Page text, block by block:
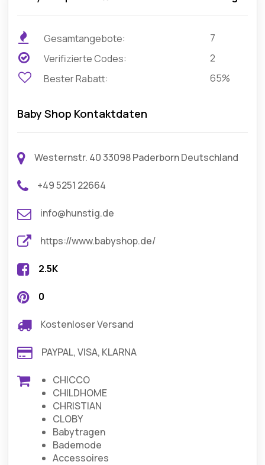
Gesamtangebote:
7
Verifizierte Codes:
2
Bester Rabatt:
65%
Baby Shop Kontaktdaten
Westernstr. 40 33098 Paderborn Deutschland
+49 5251 22664
info@hunstig.de
https://www.babyshop.de/
2.5K
0
Kostenloser Versand
PAYPAL, VISA, KLARNA
CHICCO
CHILDHOME
CHRISTIAN
CLOBY
Babytragen
Bademode
Accessoires